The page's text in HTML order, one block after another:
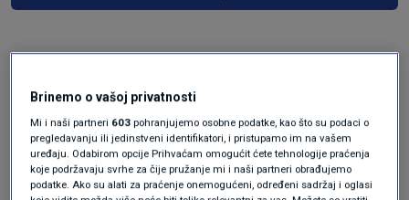
Zlatoljub
Bačiću je bitno da je hdz donator dobio posao. To
što je nesposoban sruši zgradu nije bitno.
Brinemo o vašoj privatnosti
Mi i naši partneri 603 pohranjujemo osobne podatke, kao što su podaci o
pregledavanju ili jedinstveni identifikatori, i pristupamo im na vašem
uređaju. Odabirom opcije Prihvaćam omogućit ćete tehnologije praćenja
koje podržavaju svrhe za čije pružanje mi i naši partneri obrađujemo
podatke. Ako su alati za praćenje onemogućeni, određeni sadržaj i oglasi